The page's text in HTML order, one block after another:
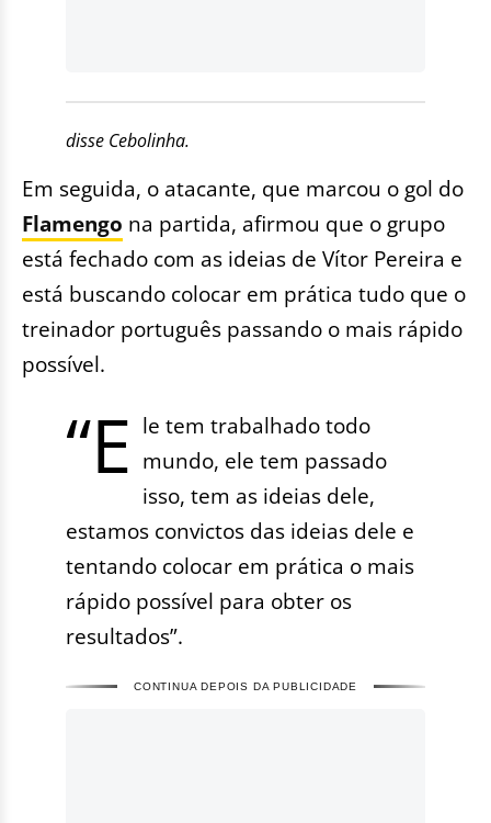
disse Cebolinha.
Em seguida, o atacante, que marcou o gol do
Flamengo na partida, afirmou que o grupo
está fechado com as ideias de Vítor Pereira e
está buscando colocar em prática tudo que o
treinador português passando o mais rápido
possível.
“E le tem trabalhado todo
mundo, ele tem passado
isso, tem as ideias dele,
estamos convictos das ideias dele e
tentando colocar em prática o mais
rápido possível para obter os
resultados”.
CONTINUA DEPOIS DA PUBLICIDADE